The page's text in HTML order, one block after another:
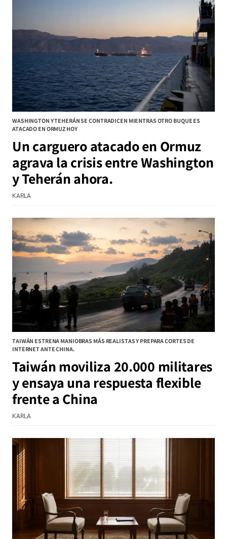
WASHINGTON Y TEHERÁN SE CONTRADICEN MIENTRAS OTRO BUQUE ES
ATACADO EN ORMUZ HOY
Un carguero atacado en Ormuz
agrava la crisis entre Washington
y Teherán ahora.
KARLA
TAIWÁN ESTRENA MANIOBRAS MÁS REALISTAS Y PREPARA CORTES DE
INTERNET ANTE CHINA.
Taiwán moviliza 20.000 militares
y ensaya una respuesta flexible
frente a China
KARLA